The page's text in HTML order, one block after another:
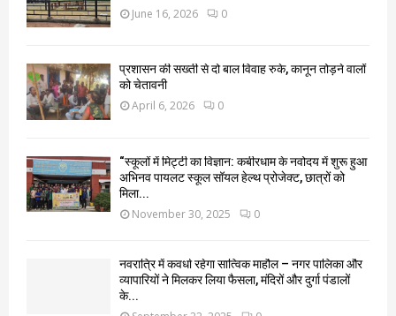
June 16, 2026 0
प्रशासन की सख्ती से दो बाल विवाह रुके, कानून तोड़ने वालों
को चेतावनी
April 6, 2026 0
“स्कूलों में मिट्टी का विज्ञान: कबीरधाम के नवोदय में शुरू हुआ
अभिनव पायलट स्कूल सॉयल हेल्थ प्रोजेक्ट, छात्रों को
मिला...
November 30, 2025 0
नवरात्रि में कवर्धा रहेगा सात्विक माहौल – नगर पालिका और
व्यापारियों ने मिलकर लिया फैसला, मंदिरों और दुर्गा पंडालों
के...